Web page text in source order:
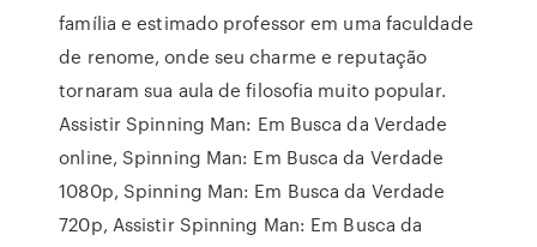
família e estimado professor em uma faculdade
de renome, onde seu charme e reputação
tornaram sua aula de filosofia muito popular.
Assistir Spinning Man: Em Busca da Verdade
online, Spinning Man: Em Busca da Verdade
1080p, Spinning Man: Em Busca da Verdade
720p, Assistir Spinning Man: Em Busca da